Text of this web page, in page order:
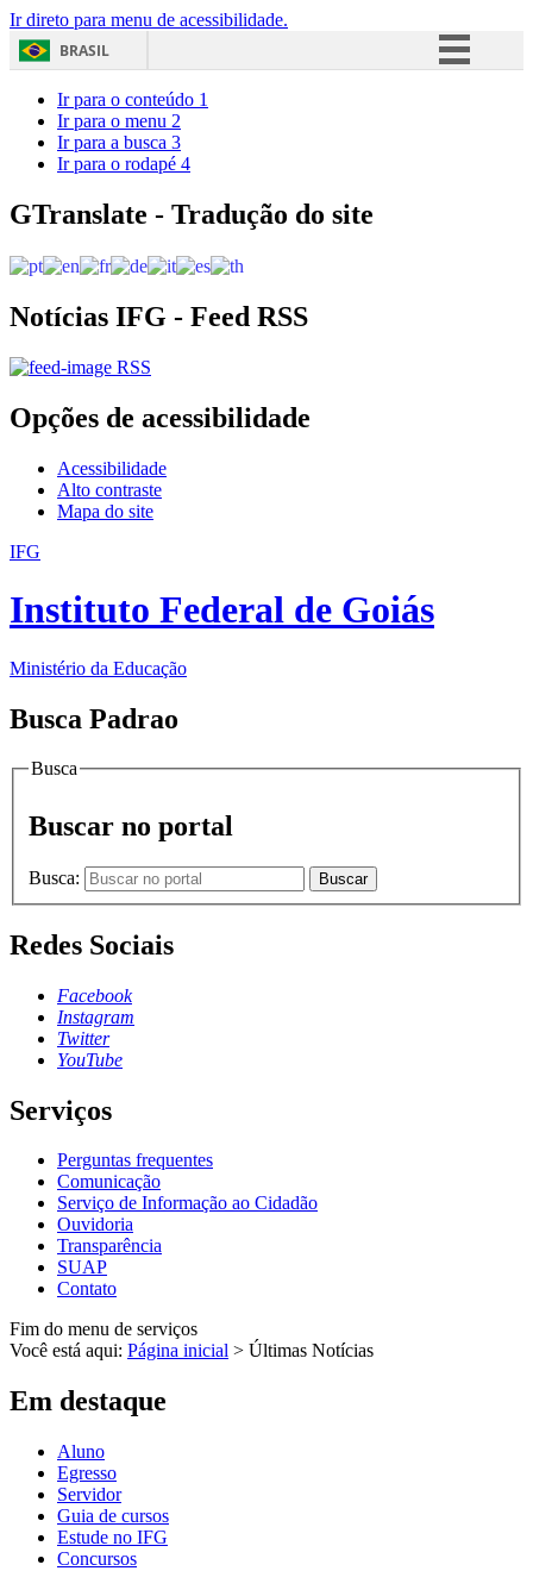
Ir direto para menu de acessibilidade.
BRASIL
Acesso à informação
Ir para o conteúdo 1
Ir para o menu 2
Ir para a busca 3
Ir para o rodapé 4
GTranslate - Tradução do site
Notícias IFG - Feed RSS
RSS
Opções de acessibilidade
Acessibilidade
Alto contraste
Mapa do site
IFG
Instituto Federal de Goiás
Ministério da Educação
Busca Padrao
Busca
Buscar no portal
Busca: Buscar
Redes Sociais
Facebook
Instagram
Twitter
YouTube
Serviços
Perguntas frequentes
Comunicação
Serviço de Informação ao Cidadão
Ouvidoria
Transparência
SUAP
Contato
Fim do menu de serviços
Você está aqui: Página inicial > Últimas Notícias
Em destaque
Aluno
Egresso
Servidor
Guia de cursos
Estude no IFG
Concursos